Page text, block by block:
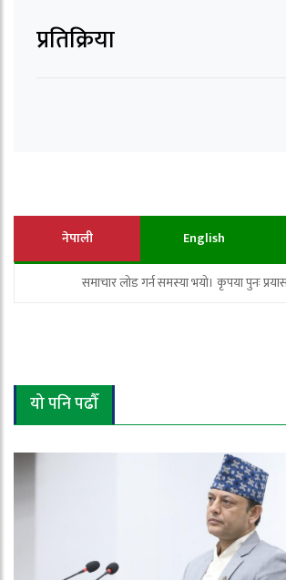
प्रतिक्रिया
नेपाली English
समाचार लोड गर्न समस्या भयो। कृपया पुनः
यो पनि पढौँ